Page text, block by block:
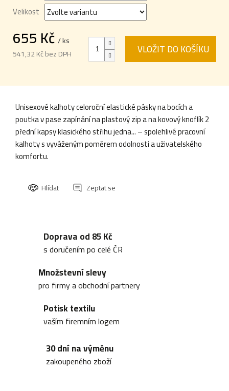
Velikost
655 Kč / ks
541,32 Kč bez DPH
VLOŽIT DO KOŠÍKU
Unisexové kalhoty celoroční elastické pásky na bocích a
poutka v pase zapínání na plastový zip a na kovový knoflík 2
přední kapsy klasického střihu jedna... – spolehlivé pracovní
kalhoty s vyváženým poměrem odolnosti a uživatelského
komfortu.
Zeptat se
Hlídat
Doprava od 85 Kč
s doručením po celé ČR
Množstevní slevy
pro firmy a obchodní partnery
Potisk textilu
vaším firemním logem
30 dní na výměnu
zakoupeného zboží